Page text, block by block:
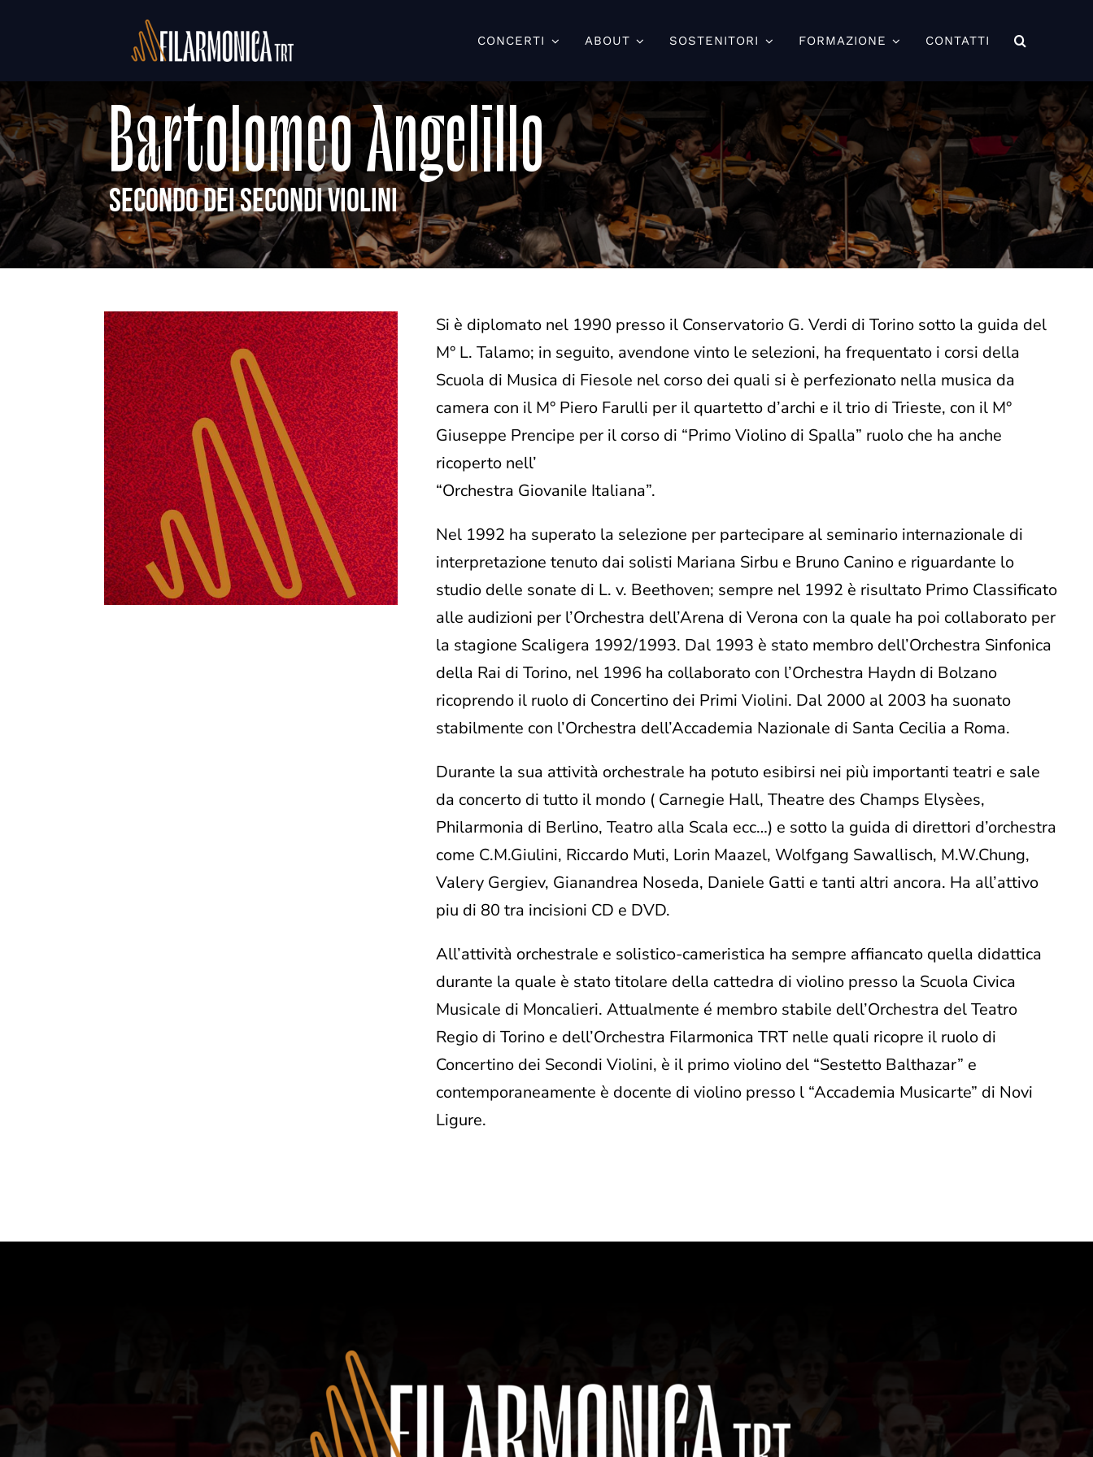
CONCERTI ABOUT SOSTENITORI FORMAZIONE CONTATTI
Bartolomeo Angelillo
Secondo dei secondi violini
Si è diplomato nel 1990 presso il Conservatorio G. Verdi di Torino sotto la guida del
M° L. Talamo; in seguito, avendone vinto le selezioni, ha frequentato i corsi della
Scuola di Musica di Fiesole nel corso dei quali si è perfezionato nella musica da
camera con il M° Piero Farulli per il quartetto d’archi e il trio di Trieste, con il M°
Giuseppe Prencipe per il corso di “Primo Violino di Spalla” ruolo che ha anche
ricoperto nell’
“Orchestra Giovanile Italiana”.
Nel 1992 ha superato la selezione per partecipare al seminario internazionale di
interpretazione tenuto dai solisti Mariana Sirbu e Bruno Canino e riguardante lo
studio delle sonate di L. v. Beethoven; sempre nel 1992 è risultato Primo Classificato
alle audizioni per l’Orchestra dell’Arena di Verona con la quale ha poi collaborato per
la stagione Scaligera 1992/1993. Dal 1993 è stato membro dell’Orchestra Sinfonica
della Rai di Torino, nel 1996 ha collaborato con l’Orchestra Haydn di Bolzano
ricoprendo il ruolo di Concertino dei Primi Violini. Dal 2000 al 2003 ha suonato
stabilmente con l’Orchestra dell’Accademia Nazionale di Santa Cecilia a Roma.
Durante la sua attività orchestrale ha potuto esibirsi nei più importanti teatri e sale
da concerto di tutto il mondo ( Carnegie Hall, Theatre des Champs Elysèes,
Philarmonia di Berlino, Teatro alla Scala ecc…) e sotto la guida di direttori d’orchestra
come C.M.Giulini, Riccardo Muti, Lorin Maazel, Wolfgang Sawallisch, M.W.Chung,
Valery Gergiev, Gianandrea Noseda, Daniele Gatti e tanti altri ancora. Ha all’attivo
piu di 80 tra incisioni CD e DVD.
All’attività orchestrale e solistico-cameristica ha sempre affiancato quella didattica
durante la quale è stato titolare della cattedra di violino presso la Scuola Civica
Musicale di Moncalieri. Attualmente é membro stabile dell’Orchestra del Teatro
Regio di Torino e dell’Orchestra Filarmonica TRT nelle quali ricopre il ruolo di
Concertino dei Secondi Violini, è il primo violino del “Sestetto Balthazar” e
contemporaneamente è docente di violino presso l “Accademia Musicarte” di Novi
Ligure.